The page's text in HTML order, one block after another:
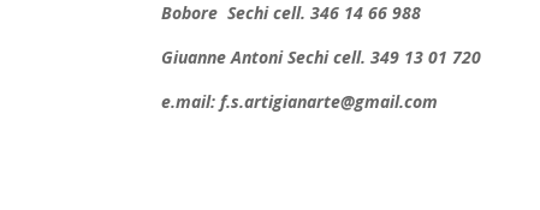
Bobore Sechi cell. 346 14 66 988
Giuanne Antoni Sechi cell. 349 13 01 720
e.mail:f.s.artigianarte@gmail.com